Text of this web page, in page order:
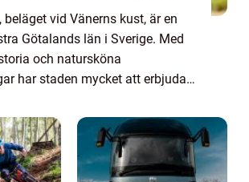
beläget vid Vänerns kust, är en
Götalands län i Sverige. Med
och natursköna
har staden mycket att erbjuda
grundlig översikt av